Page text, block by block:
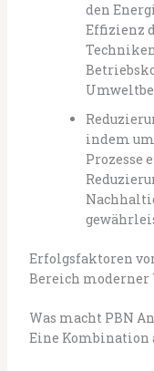
den
Effizienz
indem
Prozesse
Erfolgsfaktoren
Bereich
Was macht PBN
Eine Kombination